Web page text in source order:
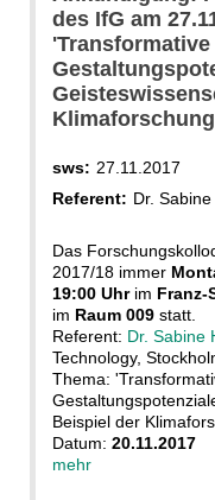
des IfG am
Klimaforschung
sws: 27.11.2017
Referent: Dr.
Das
2017/18 immer
19:00 Uhrim Franz-
im Raum 009statt.
Referent: Dr. Sabine
Technology,
Thema:
Beispiel der
Datum: 20.11.2017
mehr